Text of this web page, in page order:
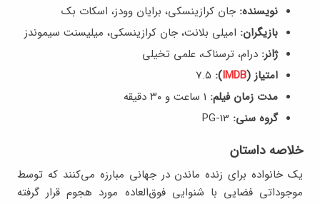
نویسنده: جان کرازینسکی، برایان وودز، اسکات بک
بازیگران: امیلی بلانت، جان کرازینسکی، میلیسنت سیموندز
ژانر: درام، ترسناک، علمی تخیلی
امتیاز (IMDB
):
مدت زمان فیلم:
گروه سنی:
خلاصه داستان
یک خانواده برای زنده ماندن در جهانی مبارزه می‌کنند که توسط
موجوداتی فضایی با شنوایی فوق‌العاده مورد هجوم قرار گرفته